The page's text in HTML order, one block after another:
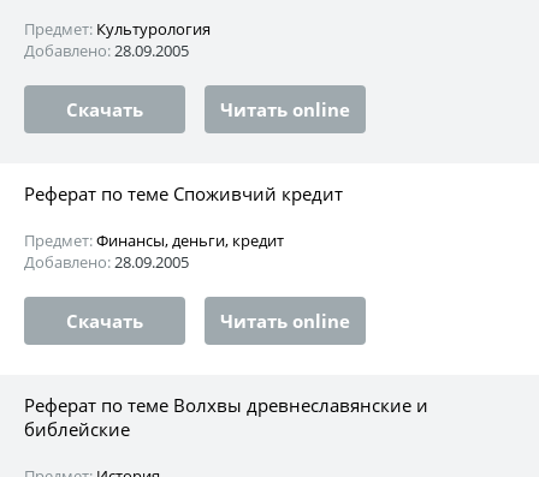
Предмет: Культурология
Добавлено:28.09.2005
Скачать Читать online
Реферат по теме Споживчий кредит
Предмет:Финансы, деньги, кредит
Добавлено:28.09.2005
Скачать Читать online
Реферат по теме Волхвы древнеславянские и
библейские